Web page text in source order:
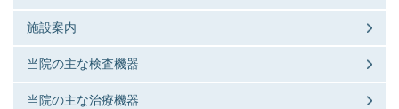
施設案内
当院の主な検査機器
当院の主な治療機器